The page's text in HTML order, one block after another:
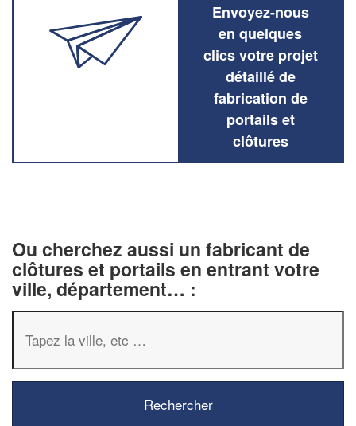
Envoyez-nous
en quelques
clics votre projet
détaillé de
fabrication de
portails et
clôtures
Ou cherchez aussi un fabricant de
clôtures et portails en entrant votre
ville, département… :